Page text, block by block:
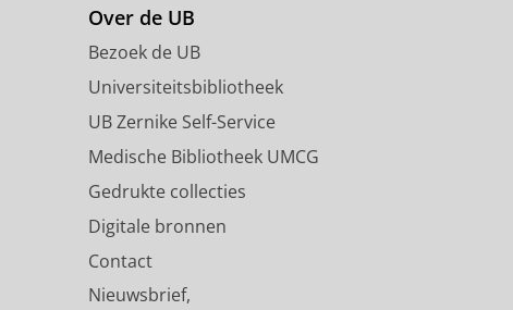
Over de UB
Bezoek de UB
Universiteitsbibliotheek
UB Zernike Self-Service
Medische Bibliotheek UMCG
Gedrukte collecties
Digitale bronnen
Contact
Nieuwsbrief,